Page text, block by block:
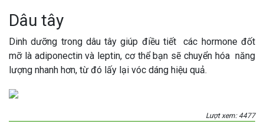
Dâu tây
Dinh dưỡng trong dâu tây giúp điều tiết các hormone đốt
mỡ là adiponectin và leptin, cơ thể bạn sẽ chuyển hóa năng
lượng nhanh hơn, từ đó lấy lại vóc dáng hiệu quả.
Lượt xem: 4477